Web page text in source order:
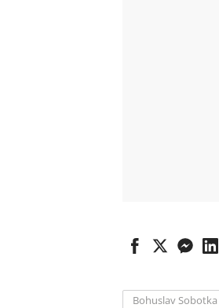
Bohuslav Sobotka